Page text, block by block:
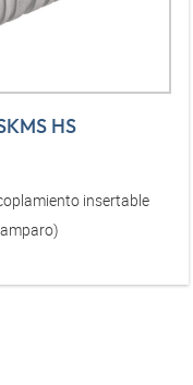
HS
insertable